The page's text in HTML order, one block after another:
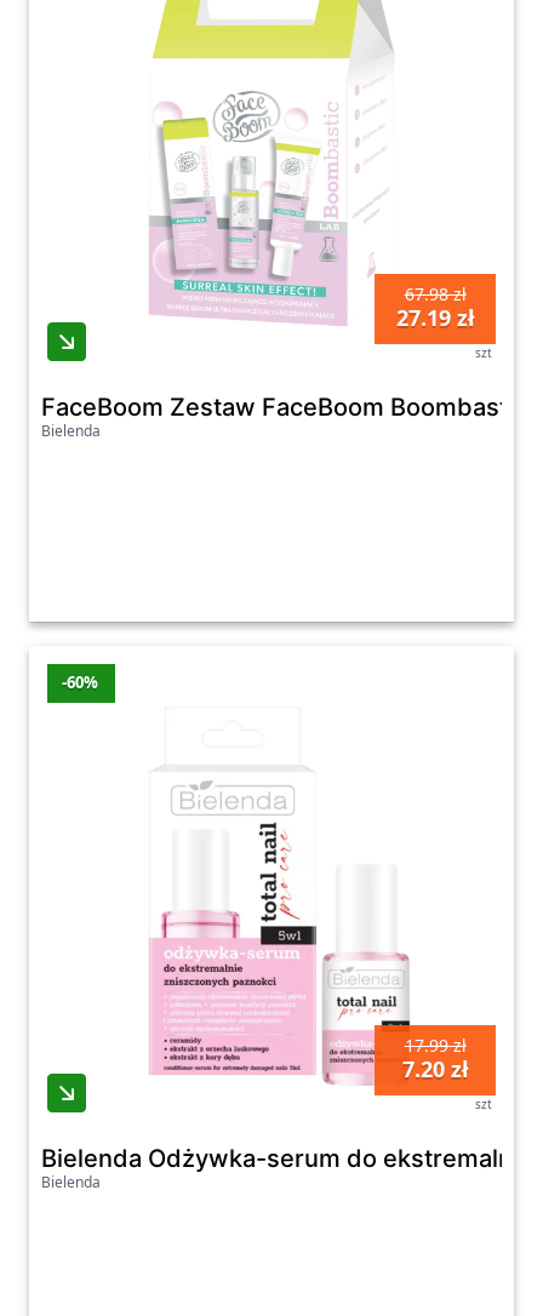
67.98 zł
27.19 zł
szt
FaceBoom Zestaw FaceBoom Boombastic
Bielenda
-60%
17.99 zł
7.20 zł
szt
Bielenda Odżywka-serum do
Bielenda